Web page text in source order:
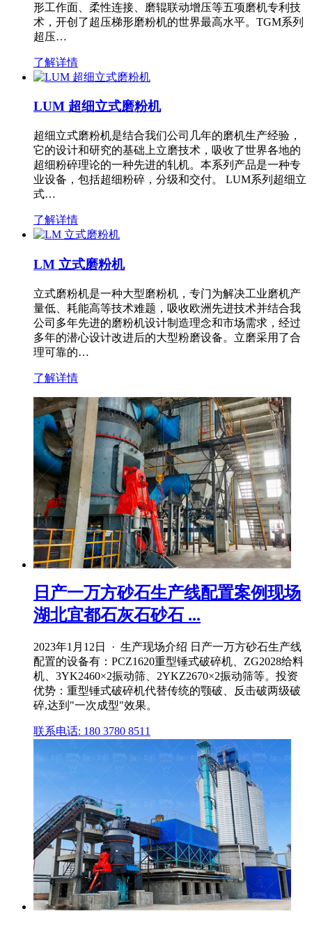
形工作面、柔性连接、磨辊联动增压等五项磨机专利技
术，开创了超压梯形磨粉机的世界最高水平。TGM系列
超压…
了解详情
LUM 超细立式磨粉机
超细立式磨粉机是结合我们公司几年的磨机生产经验，
它的设计和研究的基础上立磨技术，吸收了世界各地的
超细粉碎理论的一种先进的轧机。本系列产品是一种专
业设备，包括超细粉碎，分级和交付。 LUM系列超细立
式…
了解详情
LM 立式磨粉机
立式磨粉机是一种大型磨粉机，专门为解决工业磨机产
量低、耗能高等技术难题，吸收欧洲先进技术并结合我
公司多年先进的磨粉机设计制造理念和市场需求，经过
多年的潜心设计改进后的大型粉磨设备。立磨采用了合
理可靠的…
了解详情
日产一万方砂石生产线配置案例现场
湖北宜都石灰石砂石 ...
2023年1月12日 · 生产现场介绍 日产一万方砂石生产线
配置的设备有：PCZ1620重型锤式破碎机、ZG2028给料
机、3YK2460×2振动筛、2YKZ2670×2振动筛等。投资
优势：重型锤式破碎机代替传统的颚破、反击破两级破
碎,达到"一次成型"效果。
联系电话: 180 3780 8511